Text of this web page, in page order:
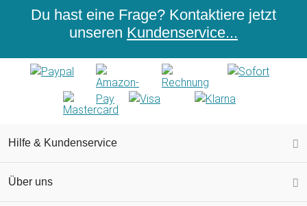
Du hast eine Frage? Kontaktiere jetzt
unseren Kundenservice...
Hilfe & Kundenservice
Über uns